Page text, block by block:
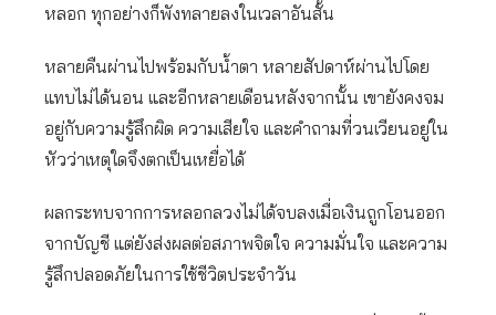
หลอก ทุกอย่างก็พังทลายลงในเวลาอันสั้น
หลายคืนผ่านไปพร้อมกับน้ำตา หลายสัปดาห์ผ่านไปโดย
แทบไม่ได้นอน และอีกหลายเดือนหลังจากนั้น เขายังคงจม
อยู่กับความรู้สึกผิด ความเสียใจ และคำถามที่วนเวียนอยู่ใน
หัวว่าเหตุใดจึงตกเป็นเหยื่อได้
ผลกระทบจากการหลอกลวงไม่ได้จบลงเมื่อเงินถูกโอนออก
จากบัญชี แต่ยังส่งผลต่อสภาพจิตใจ ความมั่นใจ และความ
รู้สึกปลอดภัยในการใช้ชีวิตประจำวัน